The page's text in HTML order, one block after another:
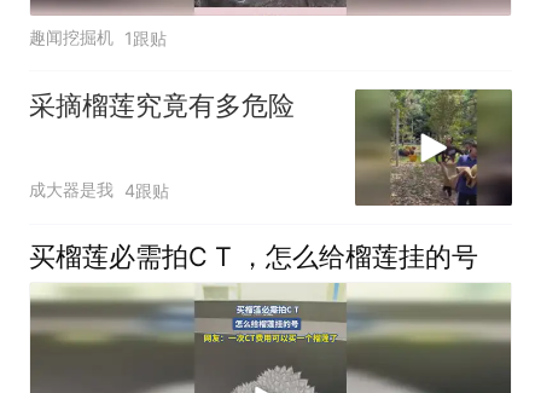
趣闻挖掘机 1跟贴
采摘榴莲究竟有多危险
成大器是我 4跟贴
买榴莲必需拍C T ，怎么给榴莲挂的号